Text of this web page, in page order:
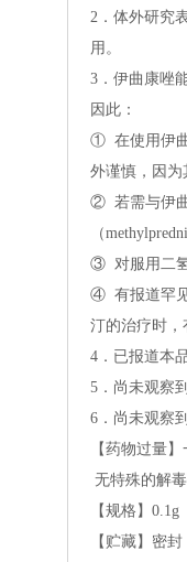
2．体外研究
用。
3．伊曲康唑
因此：
①在使用伊曲
外谨慎，因为
②若需与伊曲
（
③对服用二氢
④有报道罕见
汀的治疗时，
4．已报道本
5．尚未观察
6．尚未观察
【药物过量
无特殊的解毒
【规格】0.1g
【贮藏】密封